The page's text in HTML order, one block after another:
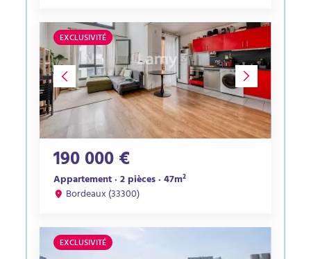
EXCLUSIVITÉ
190 000 €
Appartement · 2 pièces · 47m²
Bordeaux (33300)
EXCLUSIVITÉ